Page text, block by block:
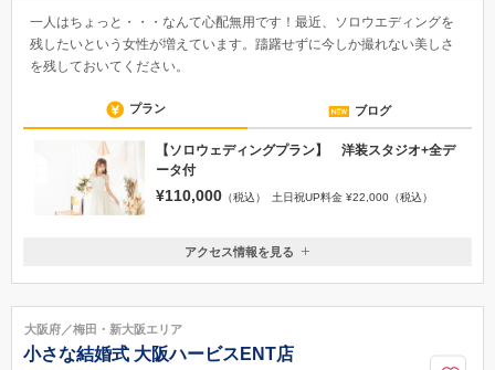
一人はちょっと・・・なんて心配無用です！最近、ソロウエディングを
残したいという女性が増えています。躊躇せずに今しか撮れない美しさ
を残しておいてください。
プラン ブログ
【ソロウェディングプラン】 洋装スタジオ+全デ
ータ付
¥110,000 （税込） 土日祝UP料金 ¥22,000（税込）
大阪府大阪市西区靱本町1丁目１６−２０
（靭公園前交差点）を左手方向（西）へ200m（2つ目の交差点を越えた所
に中華料理屋があります）進み、本町アートスクエアというビルの3Fが阿
アクセス情報を見る
大阪府／梅田・新大阪エリア
小さな結婚式 大阪ハービスENT店